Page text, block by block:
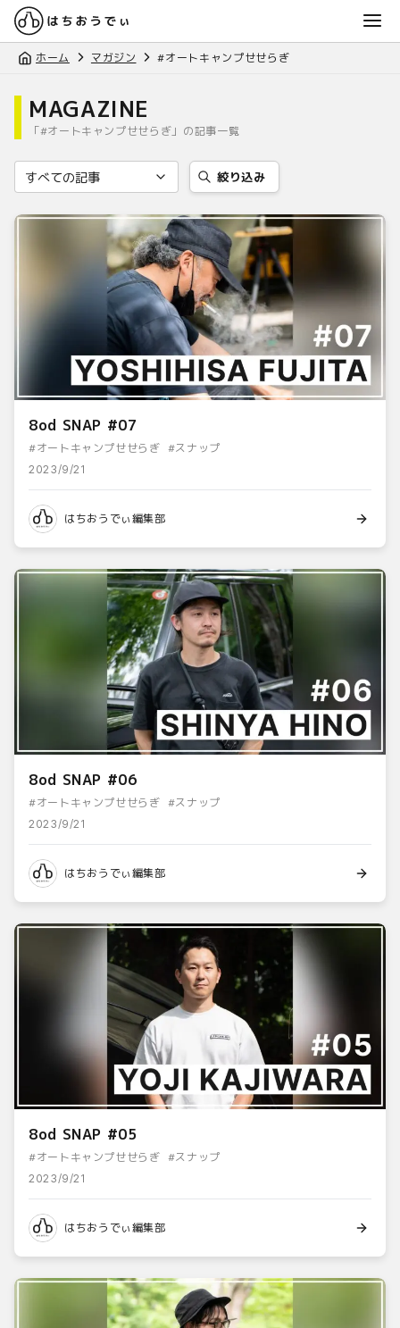
ホーム マガジン #オートキャンプせせらぎ
MAGAZINE
「#オートキャンプせせらぎ」の記事一覧
絞り込み
8od SNAP #07
#オートキャンプせせらぎ #スナップ
2023/9/21
はちおうでぃ編集部
8od SNAP #06
#オートキャンプせせらぎ #スナップ
2023/9/21
はちおうでぃ編集部
8od SNAP #05
#オートキャンプせせらぎ #スナップ
2023/9/21
はちおうでぃ編集部